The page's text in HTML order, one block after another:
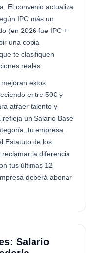
El convenio actualiza
IPC más un
(en 2026 fue IPC +
una copia
te clasifiquen
reales.
estos
entre 50€ y
atraer talento y
refleja un Salario Base
tu empresa
Estatuto de los
la diferencia
tus últimas 12
deberá abonar
Salario